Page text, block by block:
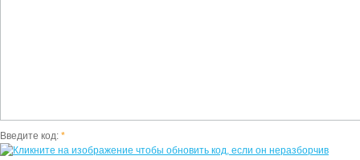
Введите код: *